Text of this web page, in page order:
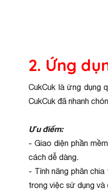
2. Ứng
CukCuk là ứng dụng
CukCuk đã nhanh
Ưu điểm:
- Giao diện phần
cách dễ dàng.
- Tính năng phân
trong việc sử dụng và